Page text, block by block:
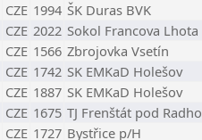
CZE 1994 ŠK Duras BVK
CZE 2022 Sokol Francova Lhota
CZE 1566 Zbrojovka Vsetín
CZE 1742 SK EMKaD Holešov
CZE 1887 SK EMKaD Holešov
CZE 1675 TJ Frenštát pod
CZE 1727 Bystřice p/H